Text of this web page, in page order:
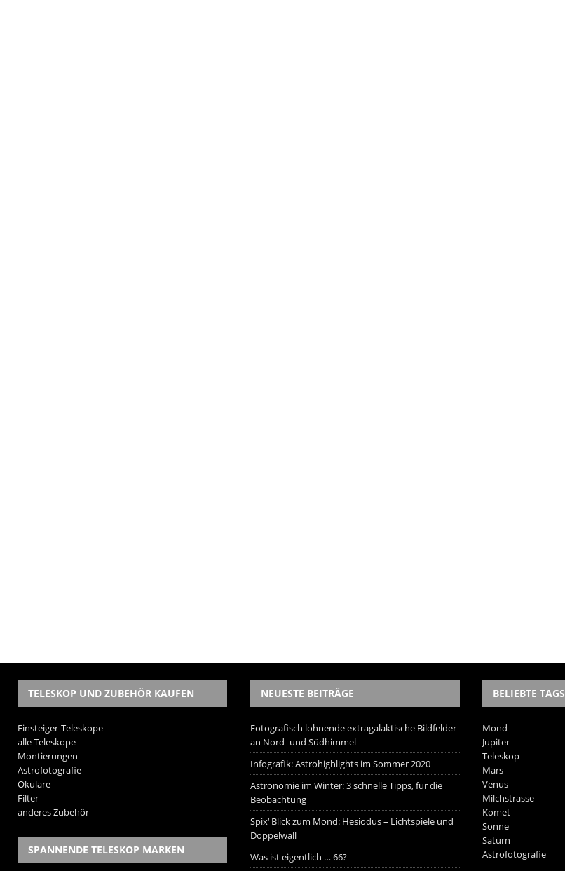
TELESKOP UND ZUBEHÖR KAUFEN
Einsteiger-Teleskope
alle Teleskope
Montierungen
Astrofotografie
Okulare
Filter
anderes Zubehör
SPANNENDE TELESKOP MARKEN
NEUESTE BEITRÄGE
Fotografisch lohnende extragalaktische Bildfelder
an Nord- und Südhimmel
Infografik: Astrohighlights im Sommer 2020
Astronomie im Winter: 3 schnelle Tipps, für die
Beobachtung
Spix‘ Blick zum Mond: Hesiodus – Lichtspiele und
Doppelwall
Was ist eigentlich … 66?
BELIEBTE TAGS
Mond
Jupiter
Teleskop
Mars
Venus
Milchstrasse
Komet
Sonne
Saturn
Astrofotografie